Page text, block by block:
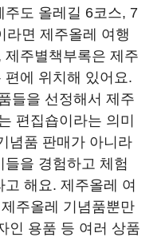
주도 올레길 6코스, 7
라면 제주올레 여행
주별책부록은 제주
에 위치해 있어요.
들을 선정해서 제주
편집숍이라는 의미
념품 판매가 아니라
을 경험하고 체험
해요. 제주올레 여
주올레 기념품뿐만
인 용품 등 여러 상품